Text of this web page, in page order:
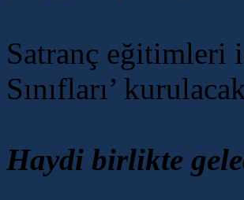
Satranç eğitimleri
Sınıfları’
Haydi birlikte